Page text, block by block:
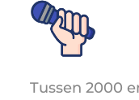
Tussen 2000